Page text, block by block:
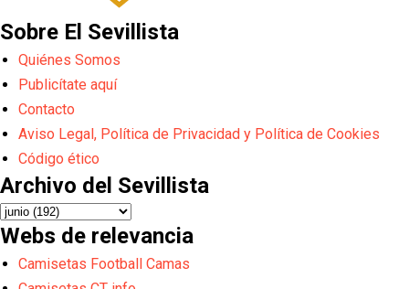
Sobre El Sevillista
Quiénes Somos
Publicítate aquí
Contacto
Aviso Legal, Política de Privacidad y Política de Cookies
Código ético
Archivo del Sevillista
Webs de relevancia
Camisetas Football Camas